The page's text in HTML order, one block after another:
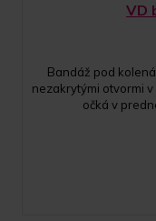
VD
Bandáž pod
nezakrytými otvormi
očká v